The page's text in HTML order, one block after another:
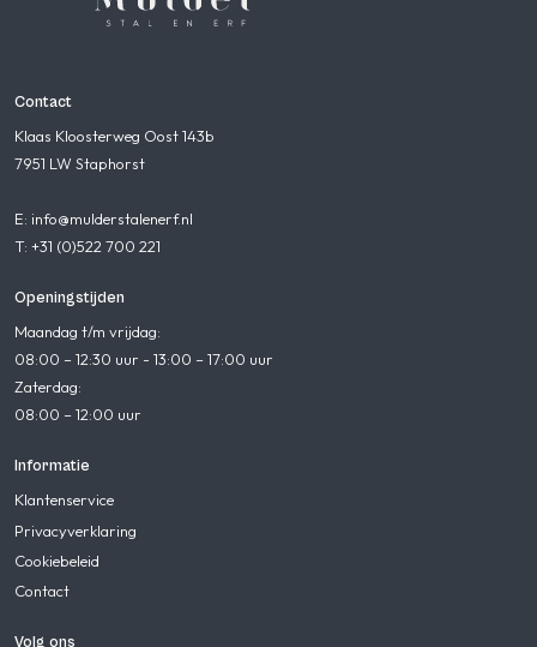
Contact
Klaas Kloosterweg Oost 143b
7951 LW Staphorst
E: info@mulderstalenerf.nl
T: +31 (0)522 700 221
Openingstijden
Maandag t/m vrijdag:
08:00 – 12:30 uur - 13:00 – 17:00 uur
Zaterdag:
08:00 – 12:00 uur
Informatie
Klantenservice
Privacyverklaring
Cookiebeleid
Contact
Volg ons